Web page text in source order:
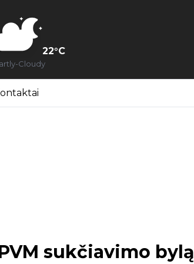
22°C
Cloudy
sukčiavimo bylą